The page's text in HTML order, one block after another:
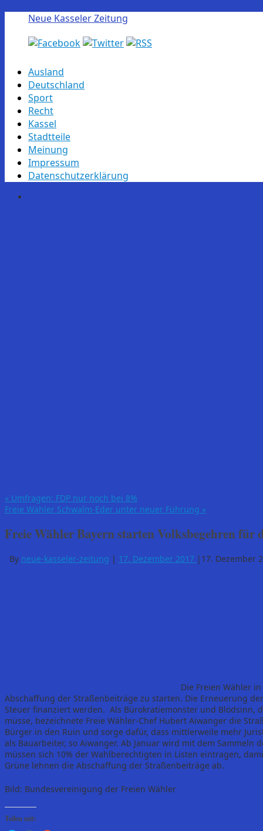
Neue Kasseler Zeitung
Skip
content
Ausland
Deutschland
Sport
Recht
Kassel
Stadtteile
Meinung
Impressum
Datenschutzerklärung
« Umfragen: FDP nur noch bei 8%
Freie Wähler Schwalm-Eder unter neuer Führung »
Freie Wähler Bayern starten Volksbegehren für
By neue-kasseler-zeitung | 17. Dezember 2017 | 17. Dezember
Die Freien Wähler
Abschaffung der Straßenbeiträge zu starten. Die Erneuerung
Steuer finanziert werden. Als Bürokratiemonster und Blödsinn,
müsse, bezeichnete Freie Wähler-Chef Hubert Aiwanger die
Bürger in den Ruin und sorge dafür, dass mittlerweile mehr
als Bauarbeiter, so Aiwanger. Ab Januar wird mit dem
müssen sich 10% der Wahlberechtigten in Listen eintragen,
Grüne lehnen die Abschaffung der Straßenbeiträge ab.
Bild: Bundesvereinigung der Freien Wähler
Teilen mit: